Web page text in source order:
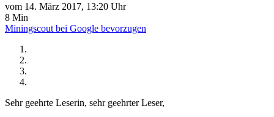
vom 14. März 2017, 13:20 Uhr
8 Min
Miningscout bei Google bevorzugen
Sehr geehrte Leserin, sehr geehrter Leser,